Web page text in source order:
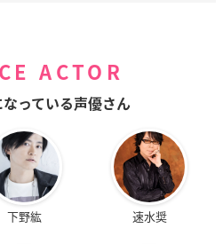
ACTOR
っている声優さん
下野紘 速水奨